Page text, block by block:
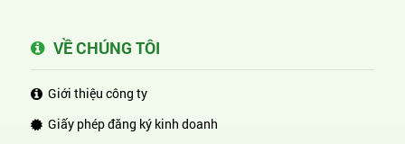
VỀ CHÚNG TÔI
Giới thiệu công ty
Giấy phép đăng ký kinh doanh